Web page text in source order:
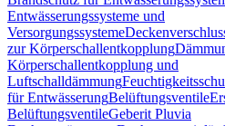
Entwässerungssysteme und
Versorgungssysteme
zur Körperschallentkopplung
Körperschallentkopplung und
Luftschalldämmung
für EntwässerungBelüftungsventile
BelüftungsventileGeberit Pluvia